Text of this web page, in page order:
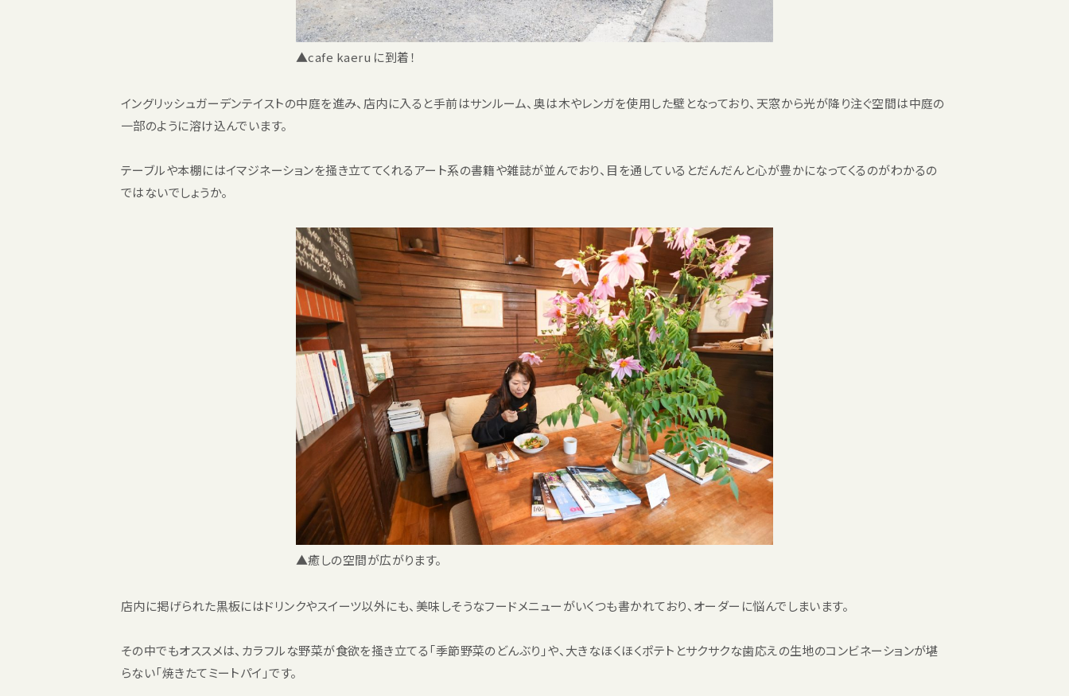
▲cafe kaeru に到着！
イングリッシュガーデンテイストの中庭を進み、店内に入ると手前はサンルーム、奥は木やレンガを使用した壁となっており、天窓から光が降り注ぐ空間は中庭の
一部のように溶け込んでいます。
テーブルや本棚にはイマジネーションを掻き立ててくれるアート系の書籍や雑誌が並んでおり、目を通しているとだんだんと心が豊かになってくるのがわかるの
ではないでしょうか。
▲癒しの空間が広がります。
店内に掲げられた黒板にはドリンクやスイーツ以外にも、美味しそうなフードメニューがいくつも書かれており、オーダーに悩んでしまいます。
その中でもオススメは、カラフルな野菜が食欲を掻き立てる「季節野菜のどんぶり」や、大きなほくほくポテトとサクサクな歯応えの生地のコンビネーションが堪
らない「焼きたてミートパイ」です。